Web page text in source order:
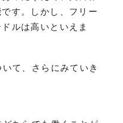
す。しかし、フリー
ルは高いといえま
て、さらにみていき